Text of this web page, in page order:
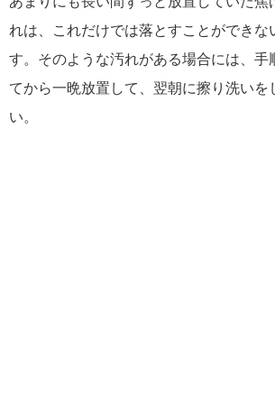
れは、これだけでは落とすことができな
す。そのような汚れがある場合には、手
てから一晩放置して、翌朝に擦り洗いを
い。